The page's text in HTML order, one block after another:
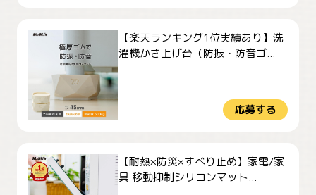
【楽天ランキング1位実績あり】洗
濯機かさ上げ台（防振・防音ゴ...
応募する
【耐熱×防災×すべり止め】家電/家
具 移動抑制シリコンマット...